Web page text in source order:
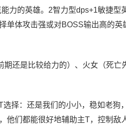
力的英雄。2智力型dps+1敏捷型
单体攻击强或对BOSS输出高的
还是比较给力的）、火女（死亡
择：还是我们的小小，稳如老狗
们都能很好地辅助主T，控制敌